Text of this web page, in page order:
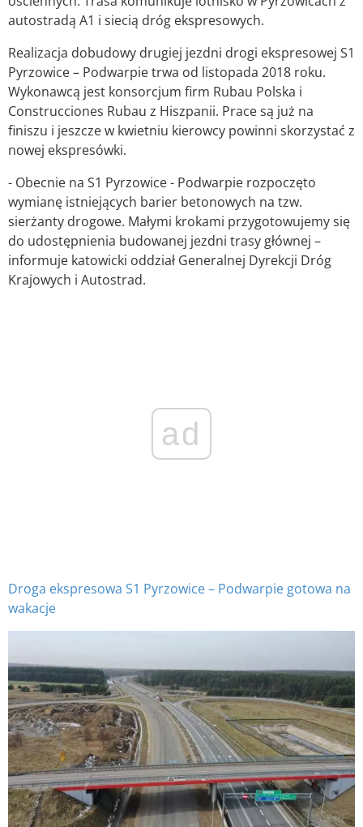
autostradą A1 i siecią dróg ekspresowych.
Realizacja dobudowy drugiej jezdni drogi ekspresowej S1
Pyrzowice – Podwarpie trwa od listopada 2018 roku.
Wykonawcą jest konsorcjum firm Rubau Polska i
Construcciones Rubau z Hiszpanii. Prace są już na
finiszu i jeszcze w kwietniu kierowcy powinni skorzystać z
nowej ekspresówki.
- Obecnie na S1 Pyrzowice - Podwarpie rozpoczęto
wymianę istniejących barier betonowych na tzw.
sierżanty drogowe. Małymi krokami przygotowujemy się
do udostępnienia budowanej jezdni trasy głównej –
informuje katowicki oddział Generalnej Dyrekcji Dróg
Krajowych i Autostrad.
ad
Droga ekspresowa S1 Pyrzowice – Podwarpie gotowa na
wakacje